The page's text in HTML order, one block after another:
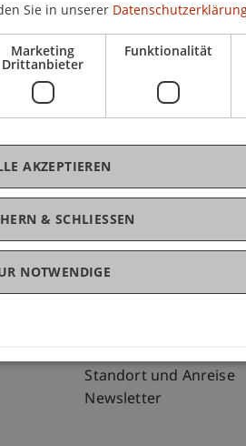
Hinweise
Fußzeile
Standort und Anreise
Newsletter
Sie in unserer
Marketing
Drittanbieter
Funktionalität
& SCHLIESSEN
AKZEPTIEREN
NOTWENDIGE